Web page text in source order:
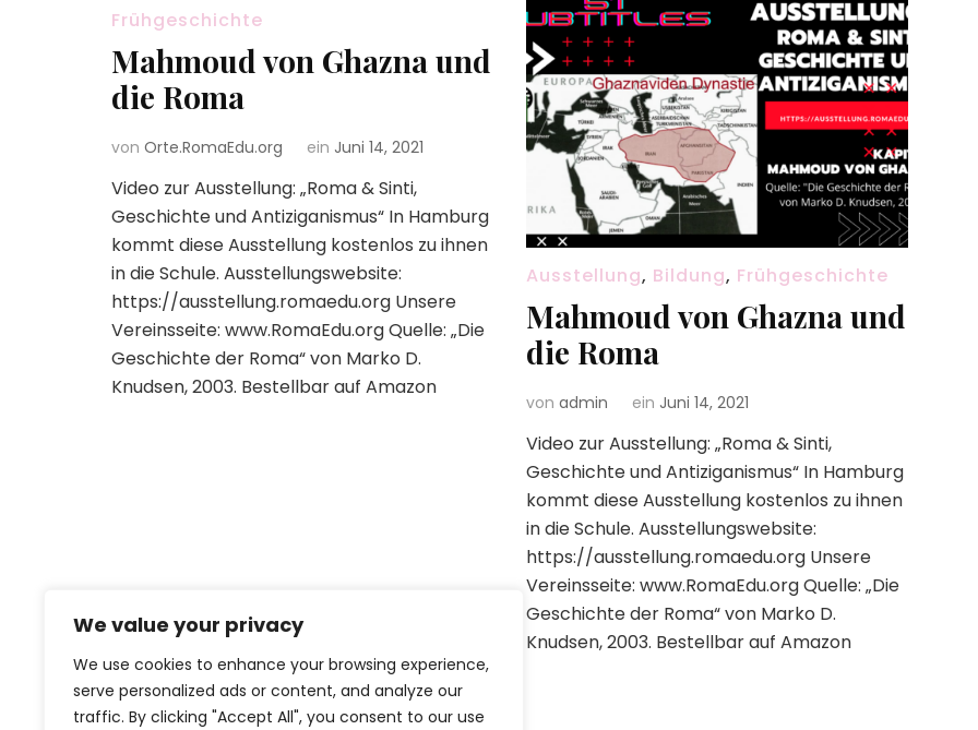
We value your privacy
We use cookies to enhance your browsing experience,
serve personalized ads or content, and analyze our
traffic. By clicking "Accept All", you consent to our use
Frühgeschichte
Mahmoud von Ghazna und
die Roma
von Orte.RomaEdu.org ein Juni 14, 2021
Video zur Ausstellung: „Roma & Sinti,
Geschichte und Antiziganismus“ In Hamburg
kommt diese Ausstellung kostenlos zu ihnen
in die Schule. Ausstellungswebsite:
https://ausstellung.romaedu.org Unsere
Vereinsseite: www.RomaEdu.org Quelle: „Die
Geschichte der Roma“ von Marko D.
Knudsen, 2003. Bestellbar auf Amazon
Ausstellung, Bildung, Frühgeschichte
Mahmoud von Ghazna und
die Roma
von admin ein Juni 14, 2021
Video zur Ausstellung: „Roma & Sinti,
Geschichte und Antiziganismus“ In Hamburg
kommt diese Ausstellung kostenlos zu ihnen
in die Schule. Ausstellungswebsite:
https://ausstellung.romaedu.org Unsere
Vereinsseite: www.RomaEdu.org Quelle: „Die
Geschichte der Roma“ von Marko D.
Knudsen, 2003. Bestellbar auf Amazon